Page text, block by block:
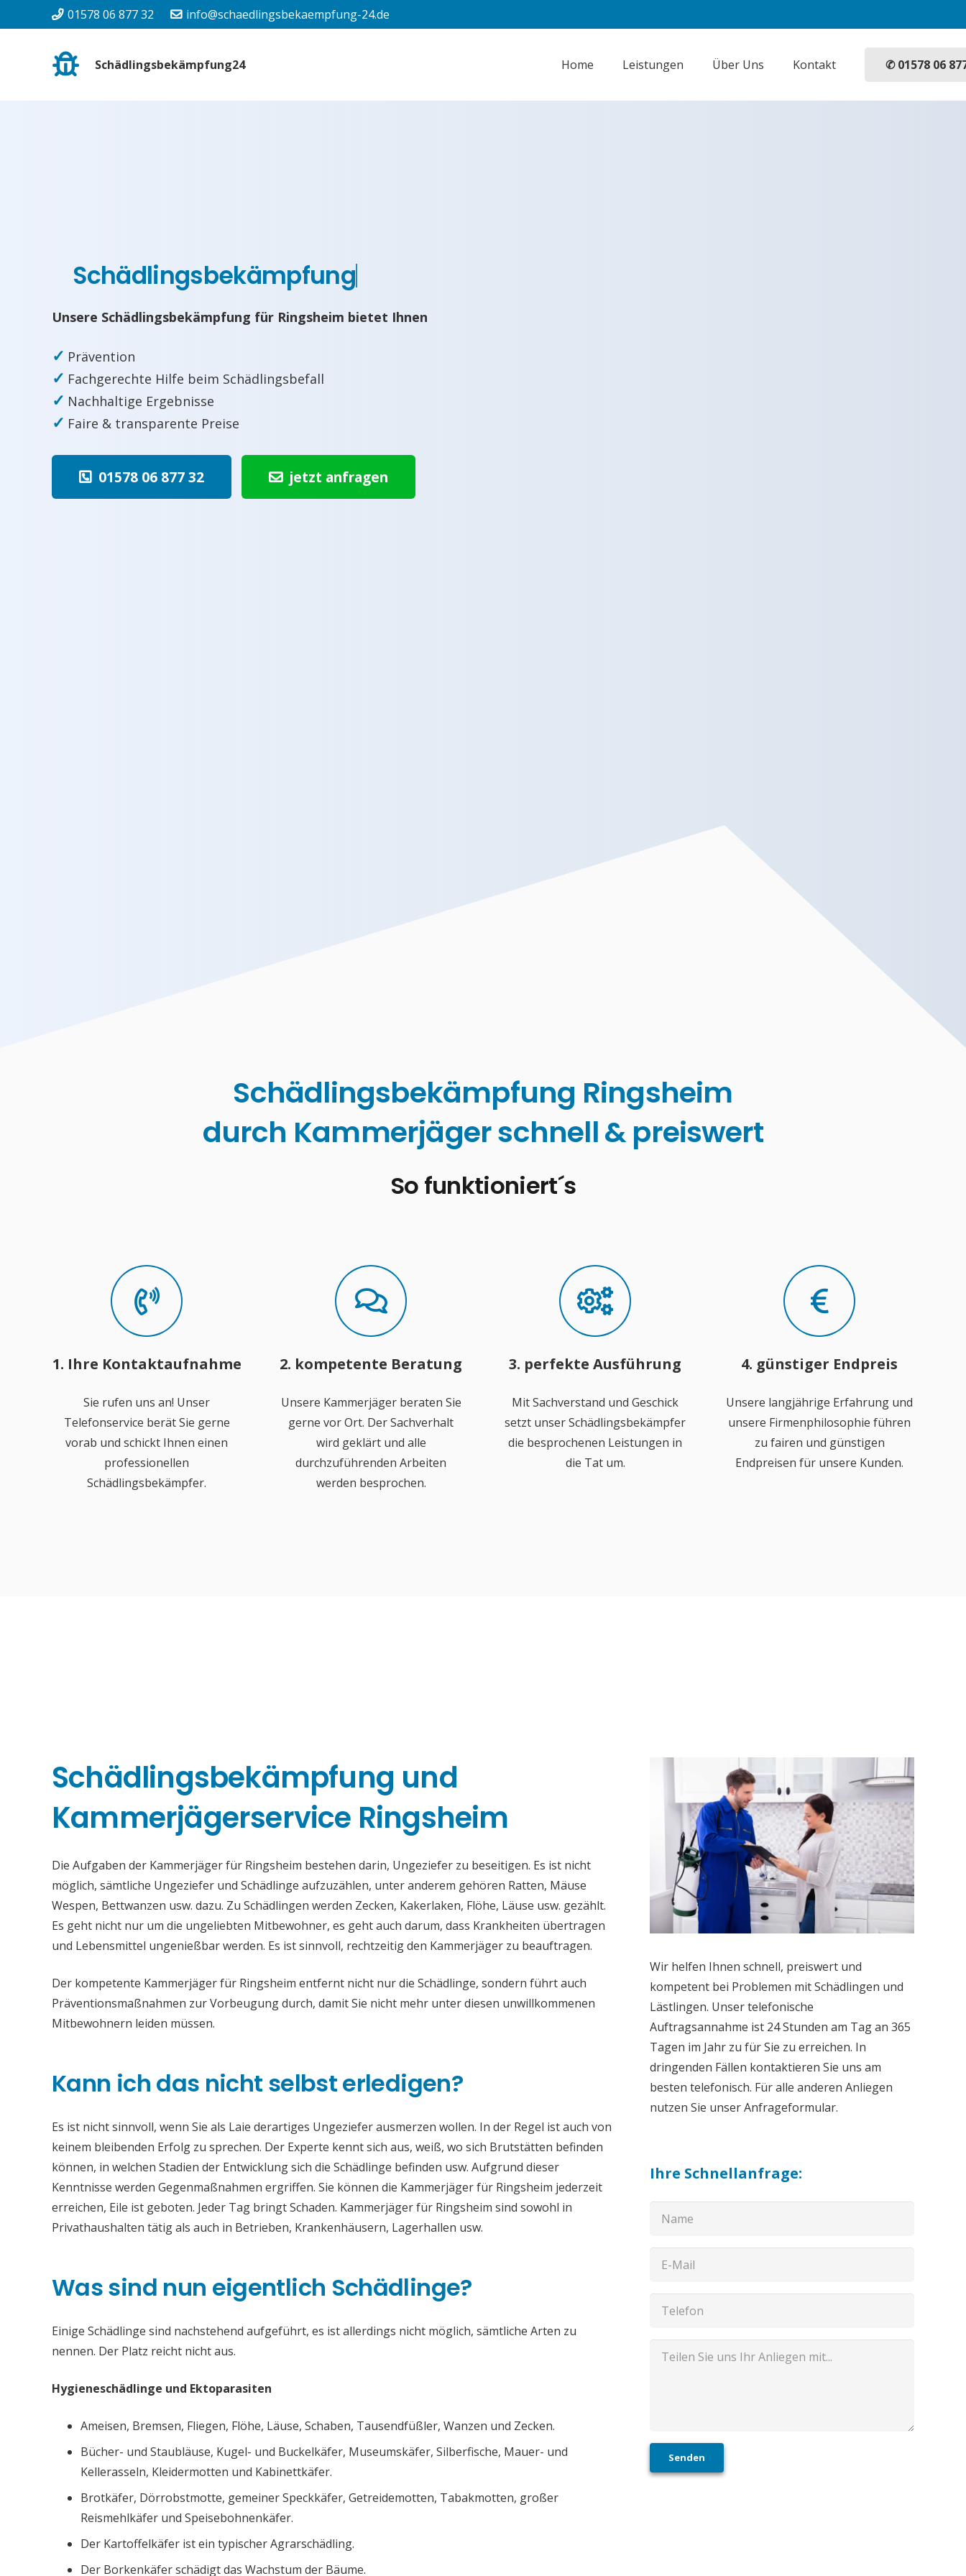
01578 06 877 32 info@schaedlingsbekaempfung-24.de
Schädlingsbekämpfung24 Home Leistungen Über Uns Kontakt ✆ 01578 06
Schädlingsbekämpfung
Unsere Schädlingsbekämpfung für Ringsheim bietet Ihnen
✓ Prävention
✓ Fachgerechte Hilfe beim Schädlingsbefall
✓ Nachhaltige Ergebnisse
✓ Faire & transparente Preise
01578 06 877 32 jetzt anfragen
Schädlingsbekämpfung Ringsheim
durch Kammerjäger schnell & preiswert
So funktioniert´s
1. Ihre Kontaktaufnahme
Sie rufen uns an! Unser
Telefonservice berät Sie gerne
vorab und schickt Ihnen einen
professionellen
Schädlingsbekämpfer.
2. kompetente Beratung
Unsere Kammerjäger beraten Sie
gerne vor Ort. Der Sachverhalt
wird geklärt und alle
durchzuführenden Arbeiten
werden besprochen.
3. perfekte Ausführung
Mit Sachverstand und Geschick
setzt unser Schädlingsbekämpfer
die besprochenen Leistungen in
die Tat um.
4. günstiger Endpreis
Unsere langjährige Erfahrung und
unsere Firmenphilosophie führen
zu fairen und günstigen
Endpreisen für unsere Kunden.
Schädlingsbekämpfung und
Kammerjägerservice Ringsheim
Die Aufgaben der Kammerjäger für Ringsheim bestehen darin, Ungeziefer zu beseitigen. Es ist nicht
möglich, sämtliche Ungeziefer und Schädlinge aufzuzählen, unter anderem gehören Ratten, Mäuse
Wespen, Bettwanzen usw. dazu. Zu Schädlingen werden Zecken, Kakerlaken, Flöhe, Läuse usw. gezählt.
Es geht nicht nur um die ungeliebten Mitbewohner, es geht auch darum, dass Krankheiten übertragen
und Lebensmittel ungenießbar werden. Es ist sinnvoll, rechtzeitig den Kammerjäger zu beauftragen.
Der kompetente Kammerjäger für Ringsheim entfernt nicht nur die Schädlinge, sondern führt auch
Präventionsmaßnahmen zur Vorbeugung durch, damit Sie nicht mehr unter diesen unwillkommenen
Mitbewohnern leiden müssen.
Kann ich das nicht selbst erledigen?
Es ist nicht sinnvoll, wenn Sie als Laie derartiges Ungeziefer ausmerzen wollen. In der Regel ist auch von
keinem bleibenden Erfolg zu sprechen. Der Experte kennt sich aus, weiß, wo sich Brutstätten befinden
können, in welchen Stadien der Entwicklung sich die Schädlinge befinden usw. Aufgrund dieser
Kenntnisse werden Gegenmaßnahmen ergriffen. Sie können die Kammerjäger für Ringsheim jederzeit
erreichen, Eile ist geboten. Jeder Tag bringt Schaden. Kammerjäger für Ringsheim sind sowohl in
Privathaushalten tätig als auch in Betrieben, Krankenhäusern, Lagerhallen usw.
Was sind nun eigentlich Schädlinge?
Einige Schädlinge sind nachstehend aufgeführt, es ist allerdings nicht möglich, sämtliche Arten zu
nennen. Der Platz reicht nicht aus.
Hygieneschädlinge und Ektoparasiten
Ameisen, Bremsen, Fliegen, Flöhe, Läuse, Schaben, Tausendfüßler, Wanzen und Zecken.
Bücher- und Staubläuse, Kugel- und Buckelkäfer, Museumskäfer, Silberfische, Mauer- und
Kellerasseln, Kleidermotten und Kabinettkäfer.
Brotkäfer, Dörrobstmotte, gemeiner Speckkäfer, Getreidemotten, Tabakmotten, großer
Reismehlkäfer und Speisebohnenkäfer.
Der Kartoffelkäfer ist ein typischer Agrarschädling.
Der Borkenkäfer schädigt das Wachstum der Bäume.
Wir helfen Ihnen schnell, preiswert und
kompetent bei Problemen mit Schädlingen und
Lästlingen. Unser telefonische
Auftragsannahme ist 24 Stunden am Tag an 365
Tagen im Jahr zu für Sie zu erreichen. In
dringenden Fällen kontaktieren Sie uns am
besten telefonisch. Für alle anderen Anliegen
nutzen Sie unser Anfrageformular.
Ihre Schnellanfrage:
Senden